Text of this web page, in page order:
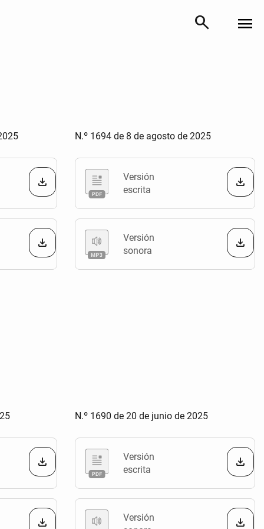
search menu
N.º 1694 de 8 de agosto de 2025
Versión
escrita
Versión
sonora
N.º 1690 de 20 de junio de 2025
Versión
escrita
Versión